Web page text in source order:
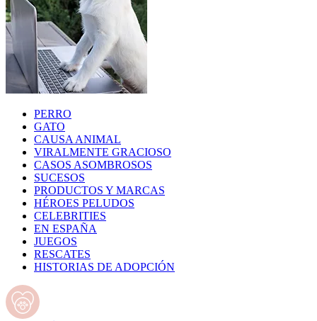
PERRO
GATO
CAUSA ANIMAL
VIRALMENTE GRACIOSO
CASOS ASOMBROSOS
SUCESOS
PRODUCTOS Y MARCAS
HÉROES PELUDOS
CELEBRITIES
EN ESPAÑA
JUEGOS
RESCATES
HISTORIAS DE ADOPCIÓN